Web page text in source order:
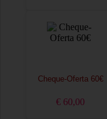
Cheque-Oferta 60€
€ 60,00